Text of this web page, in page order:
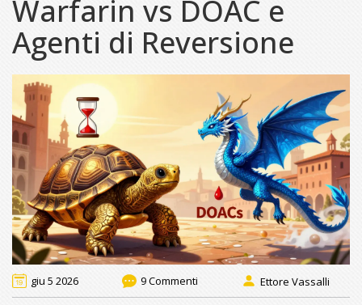
Warfarin vs DOAC e
Agenti di Reversione
giu 5 2026 9 Commenti Ettore Vassalli